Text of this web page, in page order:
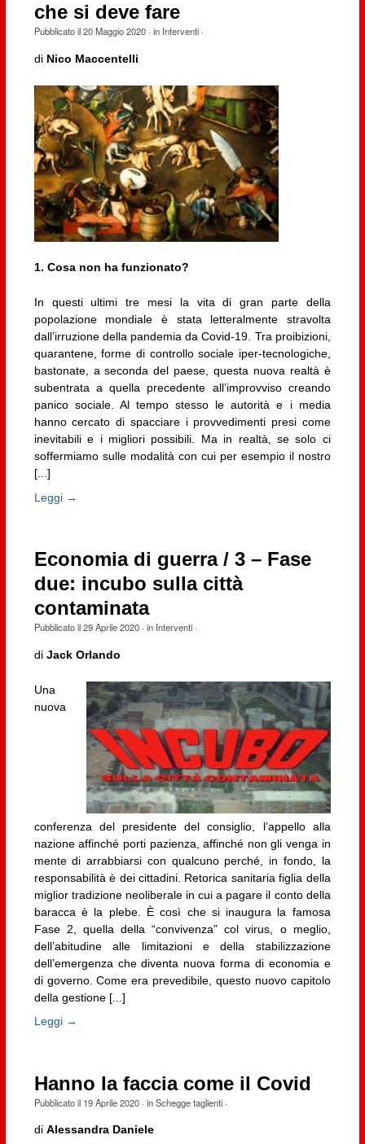
che si deve fare
Pubblicato il20 Maggio 2020· in Interventi·
diNico Maccentelli
1. Cosa non ha funzionato?
In questi ultimi tre mesi la vita di gran parte della
popolazione mondiale è stata letteralmente stravolta
dall’irruzione della pandemia da Covid-19. Tra proibizioni,
quarantene, forme di controllo sociale iper-tecnologiche,
bastonate, a seconda del paese, questa nuova realtà è
subentrata a quella precedente all’improvviso creando
panico sociale. Al tempo stesso le autorità e i media
hanno cercato di spacciare i provvedimenti presi come
inevitabili e i migliori possibili. Ma in realtà, se solo ci
soffermiamo sulle modalità con cui per esempio il nostro
[...]
Leggi →
Economia di guerra / 3 – Fase
due: incubo sulla città
contaminata
Pubblicato il29 Aprile 2020· in Interventi·
di Jack Orlando
Una
nuova
conferenza del presidente del consiglio, l’appello alla
nazione affinché porti pazienza, affinché non gli venga in
mente di arrabbiarsi con qualcuno perché, in fondo, la
responsabilità è dei cittadini. Retorica sanitaria figlia della
miglior tradizione neoliberale in cui a pagare il conto della
baracca è la plebe. È così che si inaugura la famosa
Fase 2, quella della “convivenza” col virus, o meglio,
dell’abitudine alle limitazioni e della stabilizzazione
dell’emergenza che diventa nuova forma di economia e
di governo. Come era prevedibile, questo nuovo capitolo
della gestione [...]
Leggi →
Hanno la faccia come il Covid
Pubblicato il 19 Aprile 2020· inSchegge taglienti·
di Alessandra Daniele